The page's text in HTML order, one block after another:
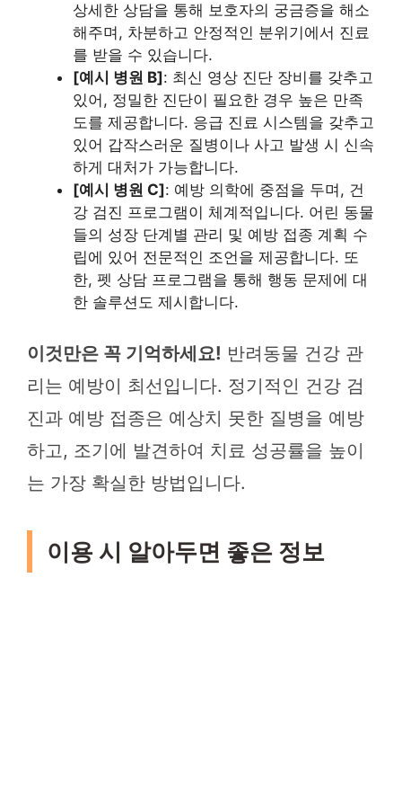
상세한 상담을 통해 보호자의 궁금증을 해소
해주며, 차분하고 안정적인 분위기에서 진료
를 받을 수 있습니다.
[예시 병원 B]: 최신 영상 진단 장비를 갖추고
있어, 정밀한 진단이 필요한 경우 높은 만족
도를 제공합니다. 응급 진료 시스템을 갖추고
있어 갑작스러운 질병이나 사고 발생 시 신속
하게 대처가 가능합니다.
[예시 병원 C]: 예방 의학에 중점을 두며, 건
강 검진 프로그램이 체계적입니다. 어린 동물
들의 성장 단계별 관리 및 예방 접종 계획 수
립에 있어 전문적인 조언을 제공합니다. 또
한, 펫 상담 프로그램을 통해 행동 문제에 대
한 솔루션도 제시합니다.
이것만은 꼭 기억하세요! 반려동물 건강 관
리는 예방이 최선입니다. 정기적인 건강 검
진과 예방 접종은 예상치 못한 질병을 예방
하고, 조기에 발견하여 치료 성공률을 높이
는 가장 확실한 방법입니다.
이용 시 알아두면 좋은 정보